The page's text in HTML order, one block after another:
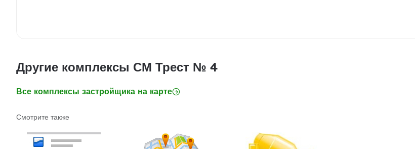
Другие комплексы СМ Трест № 4
Все комплексы застройщика на карте
Смотрите также